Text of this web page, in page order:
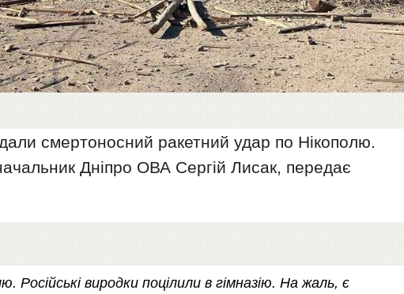
смертоносний ракетний удар по Нікополю.
Дніпро ОВА Сергій Лисак, передає
Російські виродки поцілили в гімназію. На жаль, є